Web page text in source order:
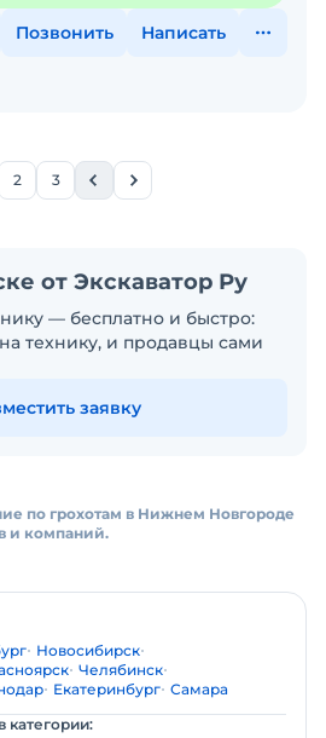
Позвонить Написать
2 3
от Экскаватор Ру
— бесплатно и быстро:
технику, и продавцы сами
заявку
по грохотам в Нижнем Новгороде
и компаний.
Новосибирск
Челябинск
Екатеринбург Самара
категории: